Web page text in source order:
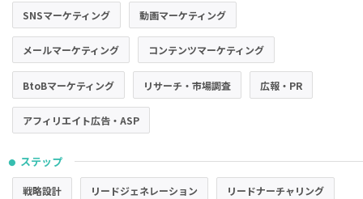
SNSマーケティング 動画マーケティング
メールマーケティング コンテンツマーケティング
BtoBマーケティング リサーチ・市場調査 広報・PR
アフィリエイト広告・ASP
● ステップ
戦略設計 リードジェネレーション リードナーチャリング